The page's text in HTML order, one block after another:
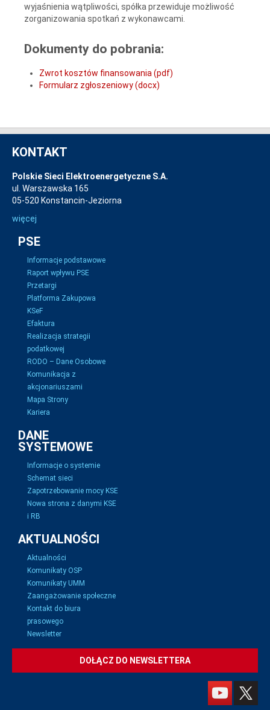
wyjaśnienia wątpliwości, spółka przewiduje możliwość
zorganizowania spotkań z wykonawcami.
Dokumenty do pobrania:
Zwrot kosztów finansowania (pdf)
Formularz zgłoszeniowy (docx)
KONTAKT
Polskie Sieci Elektroenergetyczne S.A.
ul. Warszawska 165
05-520 Konstancin-Jeziorna
więcej
PSE
Informacje podstawowe
Raport wpływu PSE
Przetargi
Platforma Zakupowa
KSeF
Efaktura
Realizacja strategii
podatkowej
RODO – Dane Osobowe
Komunikacja z
akcjonariuszami
Mapa Strony
Kariera
DANE
SYSTEMOWE
Informacje o systemie
Schemat sieci
Zapotrzebowanie mocy KSE
Nowa strona z danymi KSE
i RB
AKTUALNOŚCI
Aktualności
Komunikaty OSP
Komunikaty UMM
Zaangażowanie społeczne
Kontakt do biura
prasowego
Newsletter
DOŁĄCZ DO NEWSLETTERA